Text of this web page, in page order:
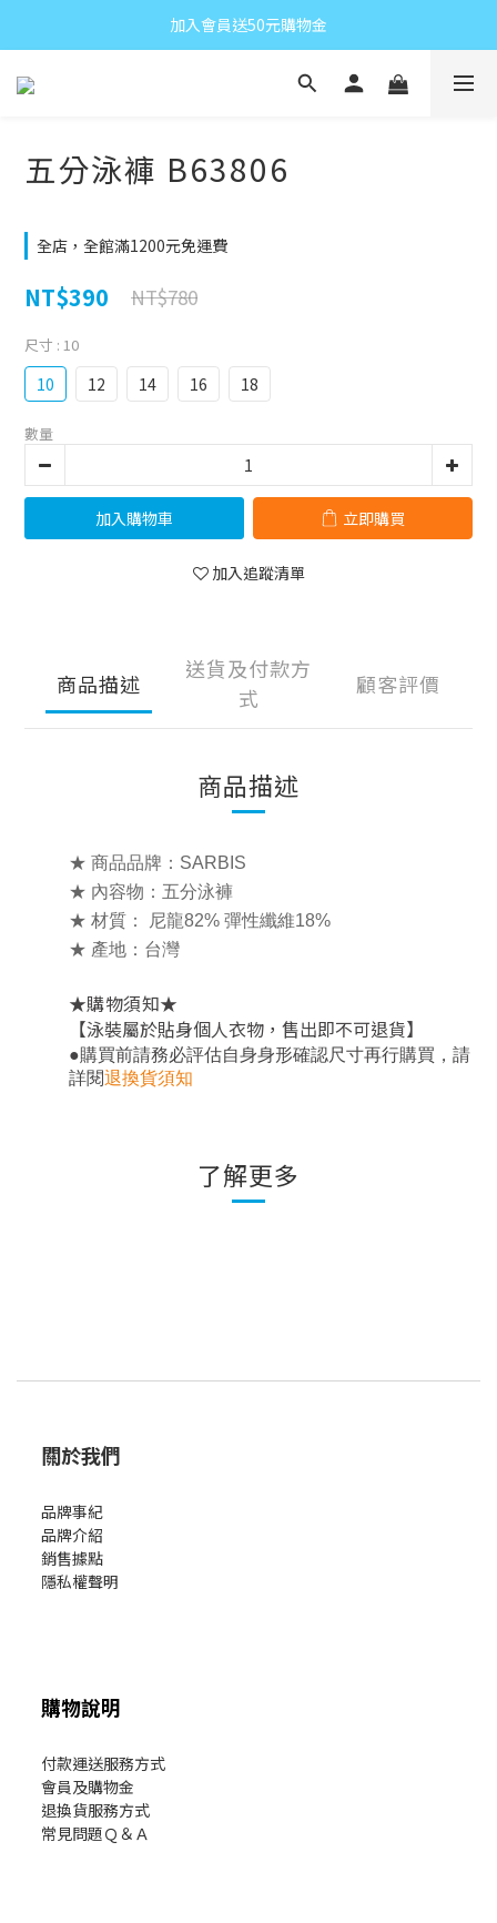
加入會員送50元購物金
五分泳褲 B63806
全店，全館滿1200元免運費
NT$390 NT$780
尺寸 : 10
10 12 14 16 18
數量
加入購物車 立即購買
加入追蹤清單
商品描述
送貨及付款方
式
顧客評價
商品描述
★ 商品品牌：SARBIS
★ 內容物：五分泳褲
★ 材質：
尼龍82% 彈性纖維18%
★ 產地：台灣
★購物須知★
【泳裝屬於貼身個人衣物，售出即不可退貨】
●購買前請務必評估自身身形確認尺寸再行購買 ， 請
詳閱退換貨須知
了解更多
關於我們
品牌事紀
品牌介紹
銷售據點
隱私權聲明
購物說明
付款運送服務方式
會員及購物金
退換貨服務方式
常見問題Ｑ＆Ａ